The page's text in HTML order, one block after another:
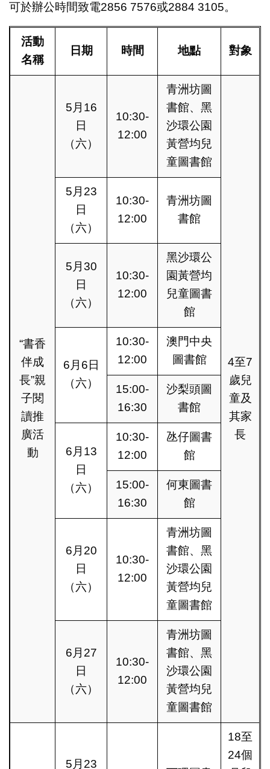
可於辦公時間致電2856 7576或2884 3105。
活動
名稱
日期 時間 地點 對象
“書香
伴成
長”親
子閱
讀推
廣活
動
5月16
日
（六）
10:30-
12:00
青洲坊圖
書館、黑
沙環公園
黃營均兒
童圖書館
4至7
歲兒
童及
其家
長
5月23
日
（六）
10:30-
12:00
青洲坊圖
書館
5月30
日
（六）
10:30-
12:00
黑沙環公
園黃營均
兒童圖書
館
6月6日
（六）
10:30-
12:00
澳門中央
圖書館
15:00-
16:30
沙梨頭圖
書館
6月13
日
（六）
10:30-
12:00
氹仔圖書
館
15:00-
16:30
何東圖書
館
6月20
日
（六）
10:30-
12:00
青洲坊圖
書館、黑
沙環公園
黃營均兒
童圖書館
6月27
日
（六）
10:30-
12:00
青洲坊圖
書館、黑
沙環公園
黃營均兒
童圖書館
5月23
18至
24個